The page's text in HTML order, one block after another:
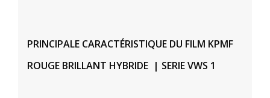
PRINCIPALE CARACTÉRISTIQUE DU FILM KPMF
ROUGE BRILLANT HYBRIDE | SERIE VWS 1